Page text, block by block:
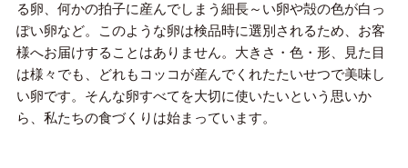
る卵、何かの拍子に産んでしまう細長～い卵や殻の色が白っ
ぽい卵など。このような卵は検品時に選別されるため、お客
様へお届けすることはありません。大きさ・色・形、見た目
は様々でも、どれもコッコが産んでくれたたいせつで美味し
い卵です。そんな卵すべてを大切に使いたいという思いか
ら、私たちの食づくりは始まっています。